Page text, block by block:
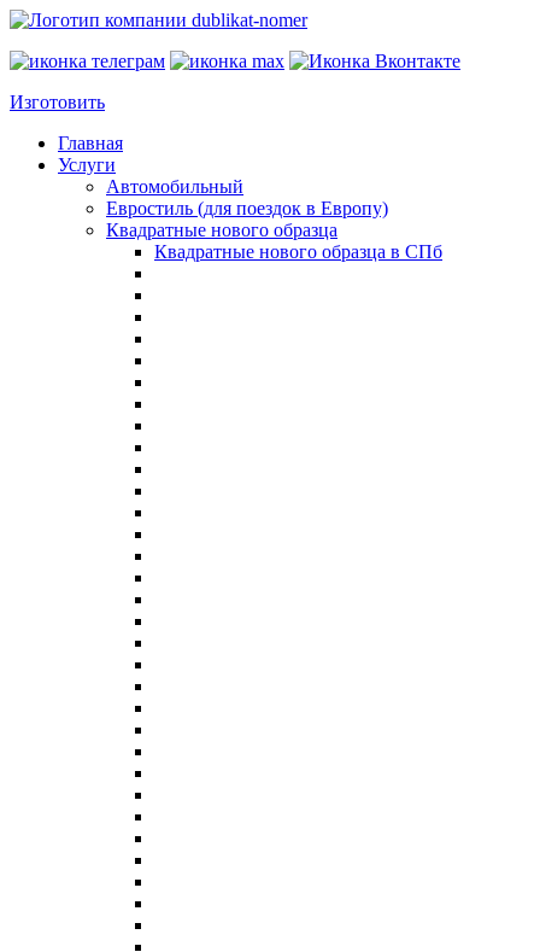
Изготовить
Главная
Услуги
Автомобильный
Евростиль (для поездок в Европу)
Квадратные нового образца
Квадратные нового образца в СПб